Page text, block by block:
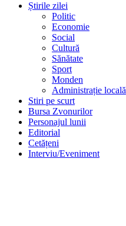
Știrile zilei
Politic
Economie
Social
Cultură
Sănătate
Sport
Monden
Administrație locală
Stiri pe scurt
Bursa Zvonurilor
Personajul lunii
Editorial
Cetățeni
Interviu/Eveniment